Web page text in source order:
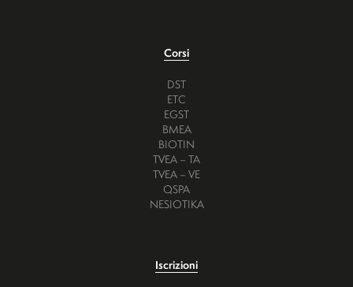
Corsi
DST
ETC
EGST
BMEA
BIOTIN
TVEA – TA
TVEA – VE
QSPA
NESIOTIKA
Iscrizioni